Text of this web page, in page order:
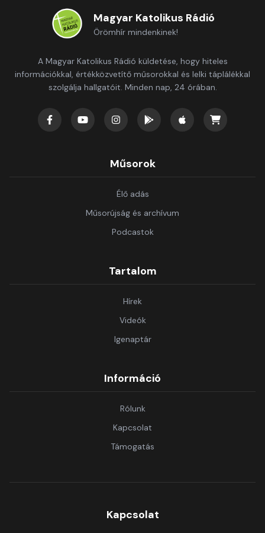
Magyar Katolikus Rádió
Örömhír mindenkinek!
A Magyar Katolikus Rádió küldetése, hogy hiteles
információkkal, értékközvetítő műsorokkal és lelki táplálékkal
szolgálja hallgatóit. Minden nap, 24 órában.
Műsorok
Élő adás
Műsorújság és archívum
Podcastok
Tartalom
Hírek
Videók
Igenaptár
Információ
Rólunk
Kapcsolat
Támogatás
Kapcsolat